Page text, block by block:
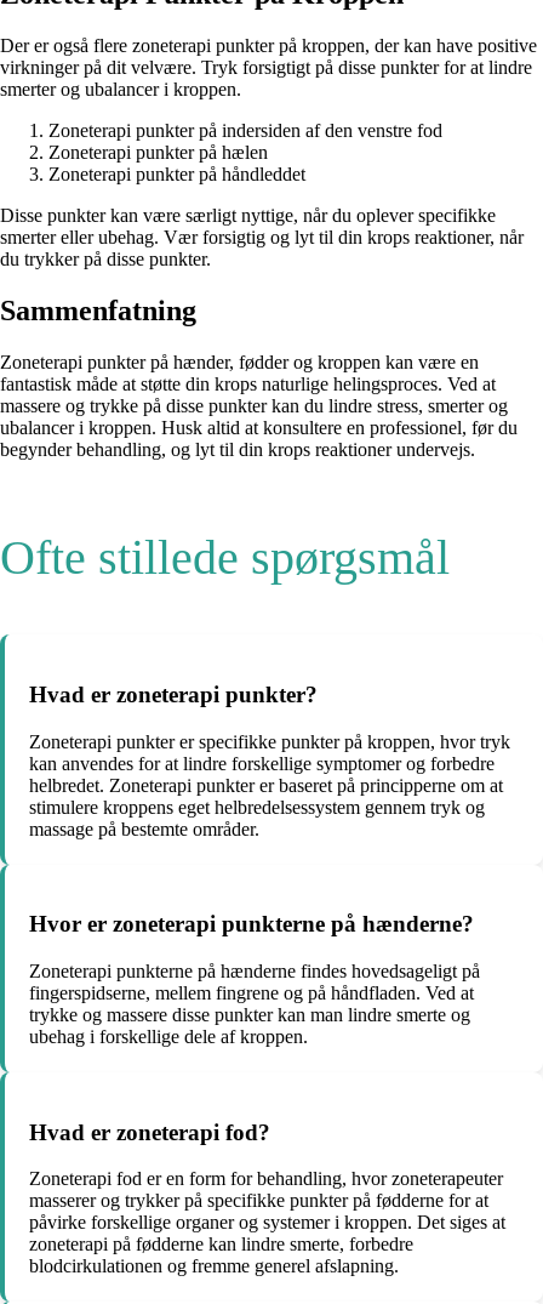
Der er også flere zoneterapi punkter på kroppen, der kan have positive
virkninger på dit velvære. Tryk forsigtigt på disse punkter for at lindre
smerter og ubalancer i kroppen.
Zoneterapi punkter på indersiden af den venstre fod
Zoneterapi punkter på hælen
Zoneterapi punkter på håndleddet
Disse punkter kan være særligt nyttige, når du oplever specifikke
smerter eller ubehag. Vær forsigtig og lyt til din krops reaktioner, når
du trykker på disse punkter.
Sammenfatning
Zoneterapi punkter på hænder, fødder og kroppen kan være en
fantastisk måde at støtte din krops naturlige helingsproces. Ved at
massere og trykke på disse punkter kan du lindre stress, smerter og
ubalancer i kroppen. Husk altid at konsultere en professionel, før du
begynder behandling, og lyt til din krops reaktioner undervejs.
Ofte stillede spørgsmål
Hvad er zoneterapi punkter?
Zoneterapi punkter er specifikke punkter på kroppen, hvor tryk
kan anvendes for at lindre forskellige symptomer og forbedre
helbredet. Zoneterapi punkter er baseret på principperne om at
stimulere kroppens eget helbredelsessystem gennem tryk og
massage på bestemte områder.
Hvor er zoneterapi punkterne på hænderne?
Zoneterapi punkterne på hænderne findes hovedsageligt på
fingerspidserne, mellem fingrene og på håndfladen. Ved at
trykke og massere disse punkter kan man lindre smerte og
ubehag i forskellige dele af kroppen.
Hvad er zoneterapi fod?
Zoneterapi fod er en form for behandling, hvor zoneterapeuter
masserer og trykker på specifikke punkter på fødderne for at
påvirke forskellige organer og systemer i kroppen. Det siges at
zoneterapi på fødderne kan lindre smerte, forbedre
blodcirkulationen og fremme generel afslapning.